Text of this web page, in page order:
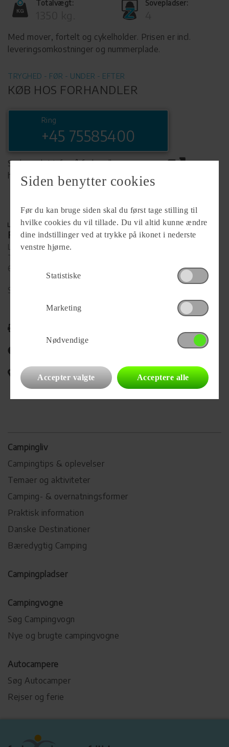
Totalvægt: Sovepladser:
Med mover, fortelt og cykelholder. Prisen er incl.
leveringsomkostninger og nummerplade.
TRYGHED - FØR - UNDER - EFTER
KØB HOS FORHANDLER
Ring
+45 75585400
Se komplet info på forhandlerens
hjemmeside
Forhandler
Lunderskov Camping A/S
Tværvej 9
6640 Lunderskov
Se alle
Campingvognens placering
Campingliv
Campingtips & oplevelser
Temaer og aktiviteter
Camping- & overnatningsformer
Praktisk information
Danske Destinationer
Bæredygtig Camping
Campingpladser
Campingvogne
Søg Campingvogn
Nye og brugte campingvogne
Autocampere
Søg Autocamper
Rejser og ferie
Siden benytter cookies
Før du kan bruge siden skal du først tage stilling til
hvilke cookies du vil tillade. Du vil altid kunne ændre
dine indstillinger ved at trykke på ikonet i nederste
venstre hjørne.
Statistiske
Marketing
Nødvendige
Accepter valgte Acceptere alle